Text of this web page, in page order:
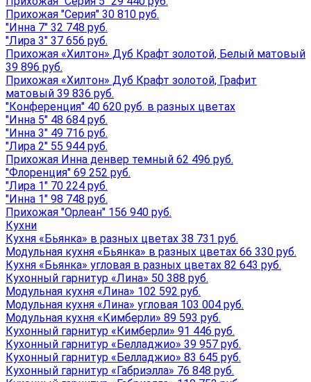
Прихожая "Серия" 30 810 руб.
"Инна 7" 32 748 руб.
"Лира 3" 37 656 руб.
Прихожая «Хилтон» Дуб Крафт золотой, Белый матовый
39 896 руб.
Прихожая «Хилтон» Дуб Крафт золотой, Графит
матовый 39 836 руб.
"Конференция" 40 620 руб. в разных цветах
"Инна 5" 48 684 руб.
"Инна 3" 49 716 руб.
"Лира 2" 55 944 руб.
Прихожая Инна денвер темный 62 496 руб.
"Флоренция" 69 252 руб.
"Лира 1" 70 224 руб.
"Инна 1" 98 748 руб.
Прихожая "Орлеан" 156 940 руб.
Кухни
Кухня «Бьянка» в разных цветах 38 731 руб.
Модульная кухня «Бьянка» в разных цветах 66 330 руб.
Кухня «Бьянка» угловая в разных цветах 82 643 руб.
Кухонный гарнитур «Лина» 50 388 руб.
Модульная кухня «Лина» 102 592 руб.
Модульная кухня «Лина» угловая 103 004 руб.
Модульная кухня «Кимберли» 89 593 руб.
Кухонный гарнитур «Кимберли» 91 446 руб.
Кухонный гарнитур «Белладжио» 39 957 руб.
Кухонный гарнитур «Белладжио» 83 645 руб.
Кухонный гарнитур «Габриэлла» 76 848 руб.